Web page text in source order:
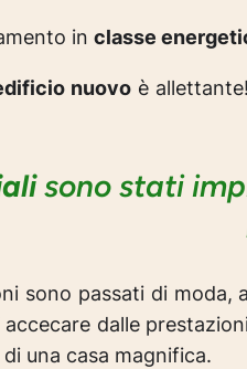
in classe
nuovo è
sono stati
sono passati di moda,
dalle
una casa magnifica.